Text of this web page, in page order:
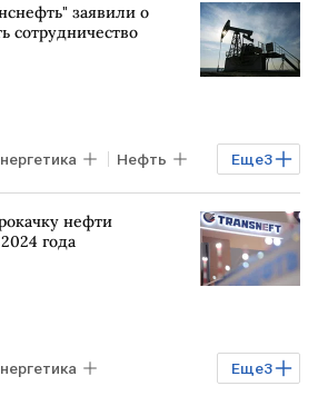
заявили о
сотрудничество
Еще3
Нефть
Транснефть
нефти
года
Еще3